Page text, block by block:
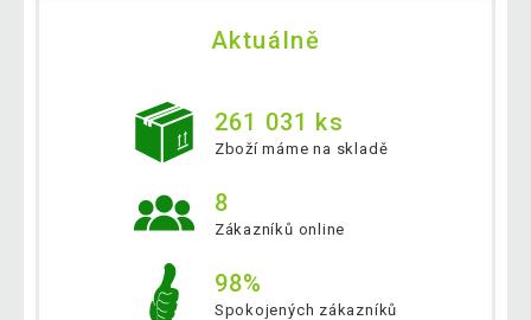
Aktuálně
261 031 ks
Zboží máme na skladě
8
Zákazníků online
98%
Spokojených zákazníků